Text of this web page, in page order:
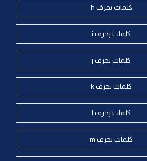
كلمات بحرف h
كلمات بحرف i
كلمات بحرف j
كلمات بحرف k
كلمات بحرف l
كلمات بحرف m